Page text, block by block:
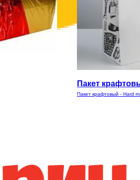
Пакет
Пакет крафтовый - Hard